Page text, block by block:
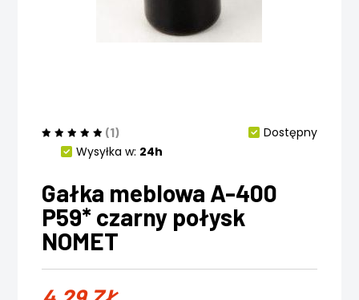
(1)
Dostępny
Wysyłka w: 24h
Gałka meblowa A-400
P59* czarny połysk
NOMET